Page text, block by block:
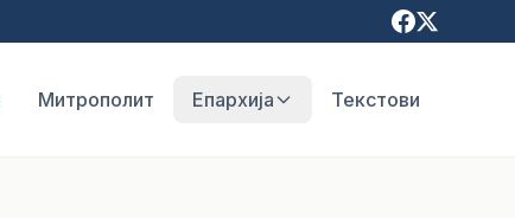
Митрополит Епархија Текстови